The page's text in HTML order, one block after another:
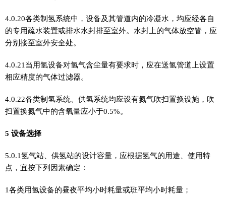
4.0.20各类制氢系统中，设备及其管道内的冷凝水，均应经各自
的专用疏水装置或排水水封排至室外。水封上的气体放空管，应
分别接至室外安全处。
4.0.21当用氢设备对氢气含尘量有要求时，应在送氢管道上设置
相应精度的气体过滤器。
4.0.22各类制氢系统、供氢系统均应设有氮气吹扫置换设施，吹
扫置换氮气中的含氧量应小于0.5%。
5 设备选择
5.0.1氢气站、供氢站的设计容量，应根据氢气的用途、使用特
点，宜按下列因素确定：
1各类用氢设备的昼夜平均小时耗量或班平均小时耗量；